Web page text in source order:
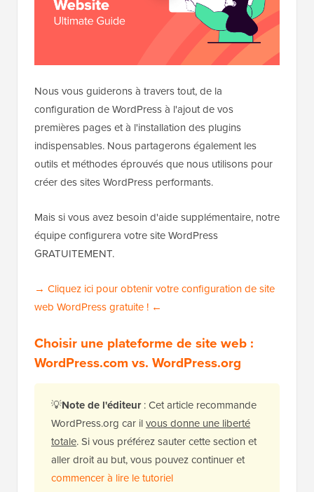
Nous vous guiderons à travers tout, de la
configuration de WordPress à l'ajout de vos
premières pages et à l'installation des plugins
indispensables. Nous partagerons également les
outils et méthodes éprouvés que nous utilisons pour
créer des sites WordPress performants.
Mais si vous avez besoin d'aide supplémentaire, notre
équipe configurera votre site WordPress
GRATUITEMENT.
→ Cliquez ici pour obtenir votre configuration de site
web WordPress gratuite ! ←
Choisir une plateforme de site web :
WordPress.com vs. WordPress.org
💡Note de l'éditeur: Cet article recommande
WordPress.org car ilvous donne une liberté
totale. Si vous préférez sauter cette section et
aller droit au but, vous pouvez continuer et
commencer à lire le tutoriel